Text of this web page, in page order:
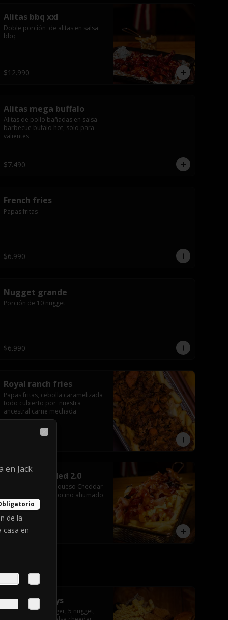
Alitas bbq xxl
Doble porción  de alitas en salsa
bbq
$12.990
Alitas mega buffalo
Alitas de pollo bañadas en salsa
barbecue bufalo hot, solo para
valientes
$7.490
French fries
Papas fritas
$6.990
Nugget grande
Porción de 10 nugget
$6.990
Royal ranch fries
Papas fritas, cebolla caramelizada
todo cubierto por  nuestra
ancestral carne mechada
Texas Reloaded 2.0
Frensh Fries, salsa queso Cheddar
y Triple racion de tocino ahumado
$9.990
Little cowboys
2 hand cheeseburger, 5 nugget,
en Jack
de la
casa en